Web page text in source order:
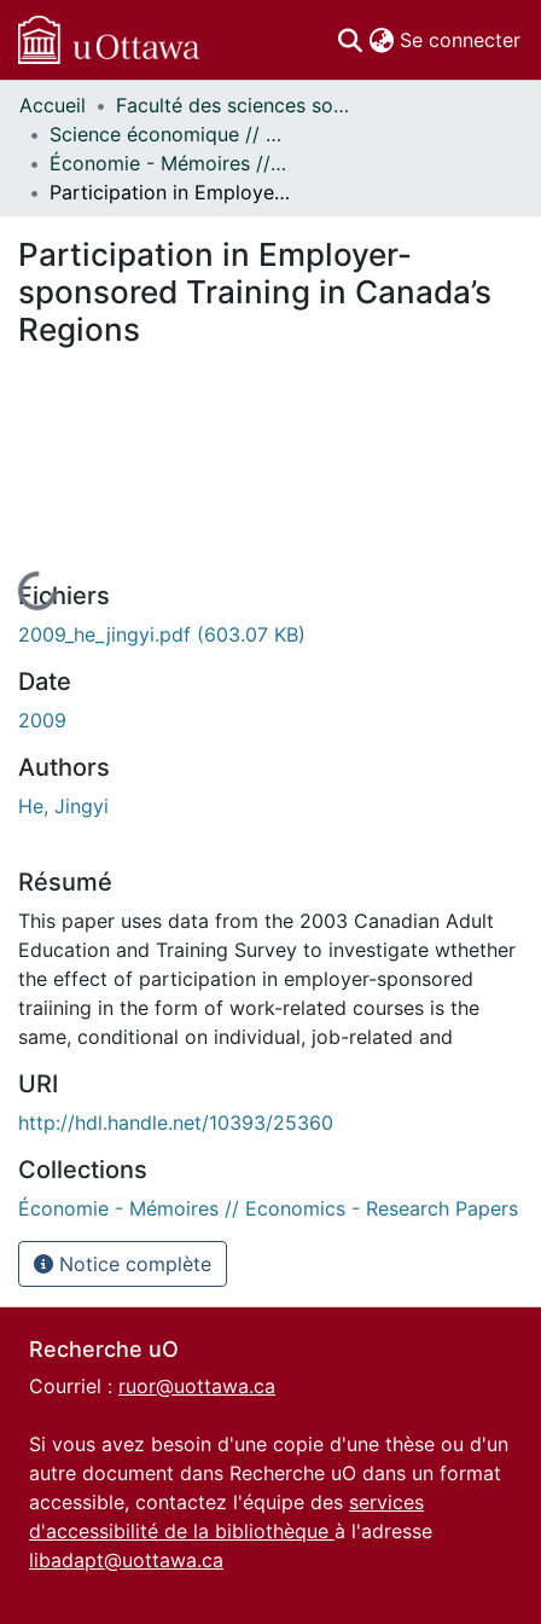
Se connecter
Communautés
et collections
Parcourir
Statistiques
À propos
Accueil
Faculté des sciences sociales // Faculty of Social Sciences
Science économique // Economics
Économie - Mémoires // Economics - Research Papers
Participation in Employer-sponsored Training in Canada’s Regions
Participation in Employer-
sponsored Training in Canada’s
Regions
En cours de chargement...
Fichiers
2009_he_jingyi.pdf (603.07 KB)
Date
2009
Authors
He, Jingyi
Résumé
This paper uses data from the 2003 Canadian Adult
Education and Training Survey to investigate wthether
the effect of participation in employer-sponsored
traiining in the form of work-related courses is the
same, conditional on individual, job-related and
URI
http://hdl.handle.net/10393/25360
Collections
Économie - Mémoires // Economics - Research Papers
Notice complète
Recherche uO
Courriel : ruor@uottawa.ca
Si vous avez besoin d'une copie d'une thèse ou d'un
autre document dans Recherche uO dans un format
accessible, contactez l'équipe des services
d'accessibilité de la bibliothèque à l'adresse
libadapt@uottawa.ca